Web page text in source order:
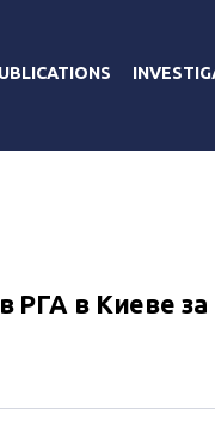
РГА в Киеве